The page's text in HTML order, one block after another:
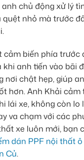
chủ động xử lý
quệt nhỏ mà trước
cảm biến phía trước
khi anh tiến vào bãi
nơi chật hẹp, giúp
hơn. Anh Khải cảm
lái xe, không còn lo
va chạm với các
xe luôn mới, bạn
dán PPF nội thất
Củ.